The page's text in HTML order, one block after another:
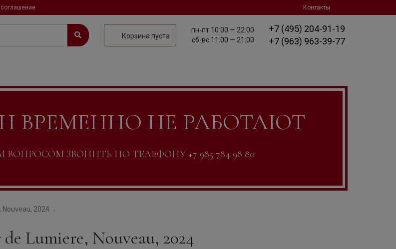
соглашение Контакты
Корзина пуста
пн-пт 10:00 — 22:00
сб-вс 11:00 — 21:00
+7 (495) 204-91-19
+7 (963) 963-39-77
ВРЕМЕННО НЕ РАБОТАЮТ
ЗВОНИТЬ ПО ТЕЛЕФОНУ +7 985 784 98 80
Nouveau, 2024
Lumiere, Nouveau, 2024